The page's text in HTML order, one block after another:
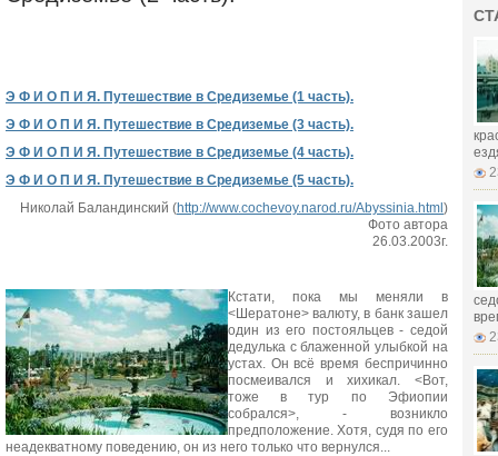
Э Ф И О П И Я. Путешествие в Средиземье (1 часть).
Э Ф И О П И Я. Путешествие в Средиземье (3 часть).
Э Ф И О П И Я. Путешествие в Средиземье (4 часть).
Э Ф И О П И Я. Путешествие в Средиземье (5 часть).
Николай Баландинский (http://www.cochevoy.narod.ru/Abyssinia.html )
Фото автора
26.03.2003г.
Кстати, пока мы меняли в
<Шератоне> валюту, в банк зашел
один из его постояльцев - седой
дедулька с блаженной улыбкой на
устах. Он всё время беспричинно
посмеивался и хихикал. <Вот,
тоже в тур по Эфиопии
собрался>, - возникло
предположение. Хотя, судя по его
неадекватному поведению, он из него только что вернулся...